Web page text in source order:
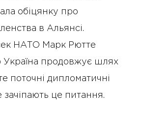
обіцянку про
в Альянсі.
НАТО Марк Рютте
Україна продовжує шлях
поточні дипломатичні
це питання.